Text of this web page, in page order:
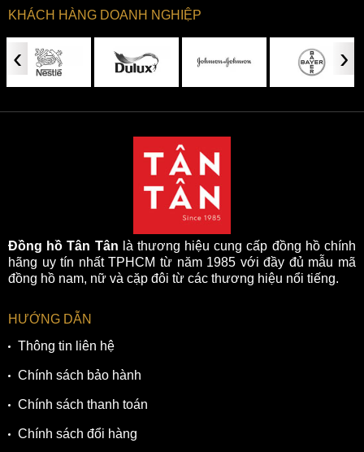
KHÁCH HÀNG DOANH NGHIỆP
‹ ›
Đồng hồ Tân Tân là thương hiệu cung cấp đồng hồ chính
hãng uy tín nhất TPHCM từ năm 1985 với đầy đủ mẫu mã
đồng hồ nam, nữ và cặp đôi từ các thương hiệu nổi tiếng.
HƯỚNG DẪN
Thông tin liên hệ
Chính sách bảo hành
Chính sách thanh toán
Chính sách đổi hàng